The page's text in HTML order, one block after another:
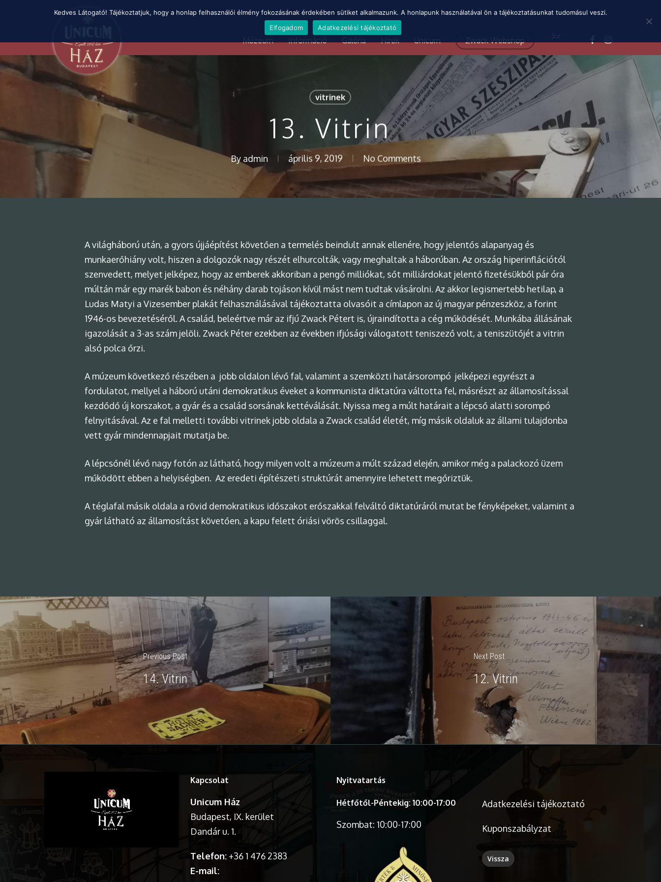
Múzeum Információ Galéria Hirek Unicum Zwack Webshop
vitrinek
13. Vitrin
By admin április 9, 2019 No Comments
A világháború után, a gyors újjáépítést követően a termelés beindult annak ellenére, hogy jelentős alapanyag és
munkaerőhiány volt, hiszen a dolgozók nagy részét elhurcolták, vagy meghaltak a háborúban. Az ország hiperinflációtól
szenvedett, melyet jelképez, hogy az emberek akkoriban a pengő milliókat, sőt milliárdokat jelentő fizetésükből pár óra
múltán már egy marék babon és néhány darab tojáson kívül mást nem tudtak vásárolni. Az akkor legismertebb hetilap, a
Ludas Matyi a Vizesember plakát felhasználásával tájékoztatta olvasóit a címlapon az új magyar pénzeszköz, a forint
1946-os bevezetéséről. A család, beleértve már az ifjú Zwack Pétert is, újraindította a cég működését. Munkába állásának
igazolását a 3-as szám jelöli. Zwack Péter ezekben az években ifjúsági válogatott teniszező volt, a teniszütőjét a vitrin
alsó polca őrzi.
A múzeum következő részében a jobb oldalon lévő fal, valamint a szemközti határsorompó jelképezi egyrészt a
fordulatot, mellyel a háború utáni demokratikus éveket a kommunista diktatúra váltotta fel, másrészt az államosítással
kezdődő új korszakot, a gyár és a család sorsának kettéválását. Nyissa meg a múlt határait a lépcső alatti sorompó
felnyitásával. Az e fal melletti további vitrinek jobb oldala a Zwack család életét, míg másik oldaluk az állami tulajdonba
vett gyár mindennapjait mutatja be.
A lépcsőnél lévő nagy fotón az látható, hogy milyen volt a múzeum a múlt század elején, amikor még a palackozó üzem
működött ebben a helyiségben. Az eredeti építészeti struktúrát amennyire lehetett megőriztük.
A téglafal másik oldala a rövid demokratikus időszakot erőszakkal felváltó diktatúráról mutat be fényképeket, valamint a
gyár látható az államosítást követően, a kapu felett óriási vörös csillaggal.
Previous Post
14. Vitrin
Next Post
12. Vitrin
Kapcsolat
Unicum Ház
Budapest, IX. kerület
Dandár u. 1.
Telefon: +36 1 476 2383
E-mail:
Nyitvatartás
Hétfőtől-Péntekig: 10:00-17:00
Szombat: 10:00-17:00
Adatkezelési tájékoztató
Kuponszabályzat
Kedves Látogató! Tájékoztatjuk, hogy a honlap felhasználói élmény fokozásának érdekében sütiket alkalmazunk. A honlapunk használatával ön a tájékoztatásunkat tudomásul veszi.
Elfogadom
Adatkezelési tájékoztató